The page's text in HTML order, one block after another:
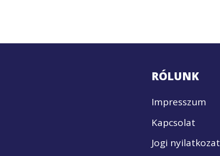
RÓLUNK
Impresszum
Kapcsolat
Jogi nyilatkozat